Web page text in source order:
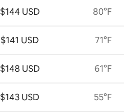
$144 USD
$141 USD
$148 USD
$143 USD
80°F
71°F
61°F
55°F